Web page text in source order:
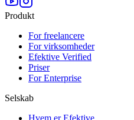
Produkt
For freelancere
For virksomheder
Efektive Verified
Priser
For Enterprise
Selskab
Hvem er Efektive